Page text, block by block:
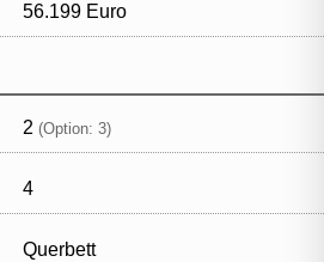
56.199 Euro
2 (Option: 3)
4
Querbett